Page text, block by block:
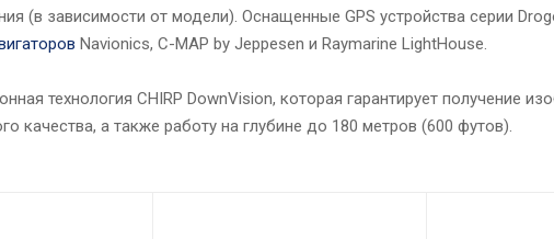
(в зависимости от модели). Оснащенные GPS устройства серии
Navionics, C-MAP by Jeppesen и Raymarine LightHouse.
технология CHIRP DownVision, которая гарантирует получение
качества, а также работу на глубине до 180 метров (600 футов).